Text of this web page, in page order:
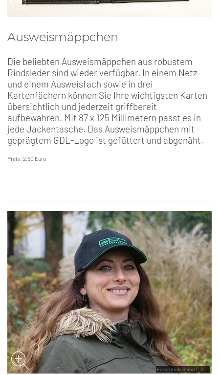
Ausweismäppchen
Die beliebten Ausweismäppchen aus robustem
Rindsleder sind wieder verfügbar. In einem Netz-
und einem Ausweisfach sowie in drei
Kartenfächern können Sie Ihre wichtigsten Karten
übersichtlich und jederzeit griffbereit
aufbewahren. Mit 87 x 125 Millimetern passt es in
jede Jackentasche. Das Ausweismäppchen mit
geprägtem GDL-Logo ist gefüttert und abgenäht.
Preis: 2,50 Euro
Foto: Gerda Seibert, GDL